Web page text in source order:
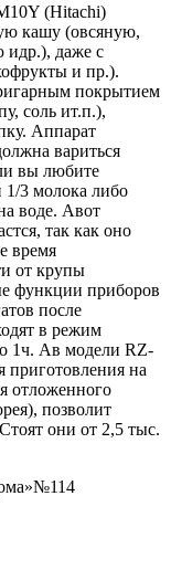
(Hitachi)
кашу (овсяную,
идр.), даже с
и пр.).
покрытием
соль ит.п.),
Аппарат
вариться
вы любите
3 молока либо
воде. Авот
так как оно
время
от крупы
функции приборов
после
в режим
1ч. Ав модели RZ-
приготовления на
отложенного
позволит
они от 2,5 тыс.